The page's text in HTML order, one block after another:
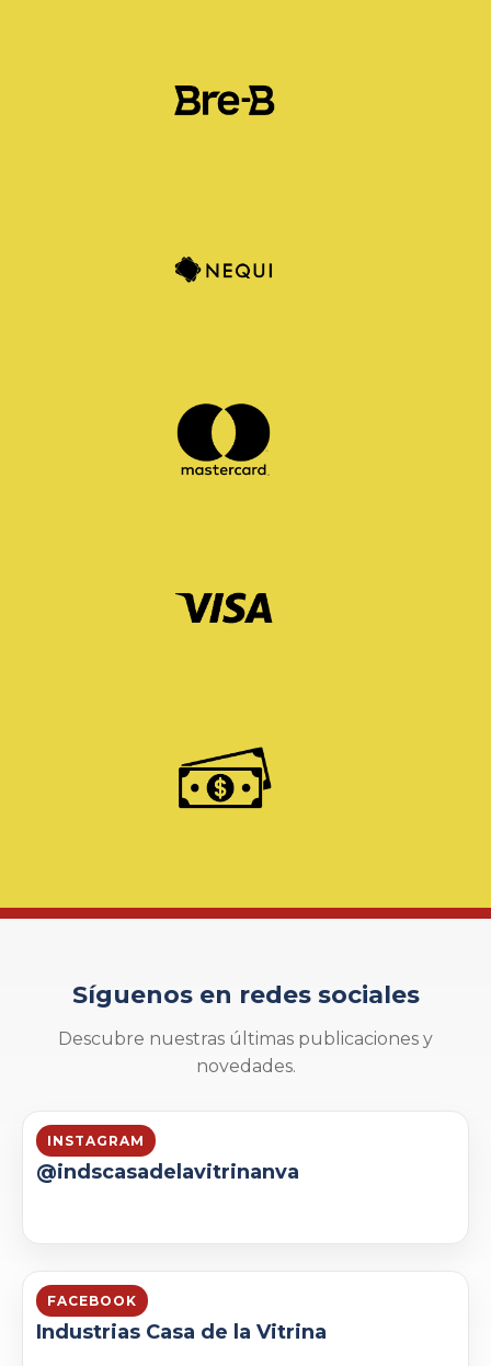
Síguenos en redes sociales
Descubre nuestras últimas publicaciones y
novedades.
INSTAGRAM
@indscasadelavitrinanva
FACEBOOK
Industrias Casa de la Vitrina